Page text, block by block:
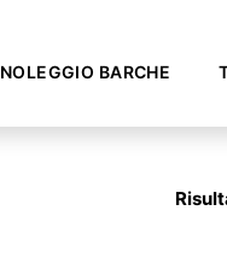
NOLEGGIO BARCHE